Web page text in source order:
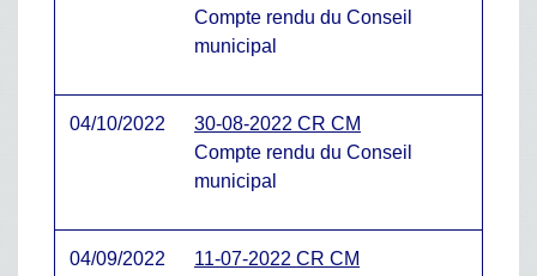
Compte rendu du Conseil
municipal
04/10/2022
30-08-2022 CR CM
Compte rendu du Conseil
municipal
04/09/2022
11-07-2022 CR CM